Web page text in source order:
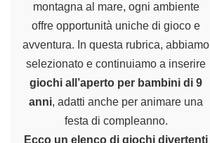
montagna al mare, ogni ambiente
offre opportunità uniche di gioco e
avventura. In questa rubrica, abbiamo
selezionato e continuiamo a inserire
giochi all’aperto per bambini di 9
anni, adatti anche per animare una
festa di compleanno.
Ecco un elenco di giochi divertenti